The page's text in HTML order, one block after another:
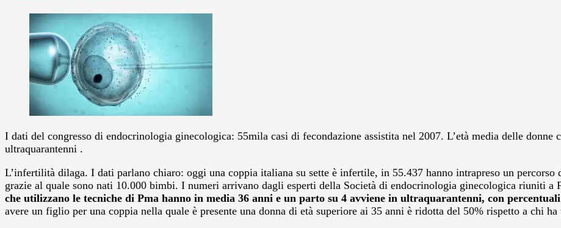
I dati del congresso di endocrinologia ginecologica: 55mila casi di fecondazione assistita nel 2007. L’età media delle
ultraquarantenni .
L’infertilità dilaga. I dati parlano chiaro: oggi una coppia italiana su sette è infertile, in 55.437 hanno intrapreso un percorso
grazie al quale sono nati 10.000 bimbi. I numeri arrivano dagli esperti della Società di endocrinologia ginecologica riuniti a
che utilizzano le tecniche di Pma hanno in media 36 anni e un parto su 4 avviene in ultraquarantenni, con
avere un figlio per una coppia nella quale è presente una donna di età superiore ai 35 anni è ridotta del 50% rispetto a chi ha